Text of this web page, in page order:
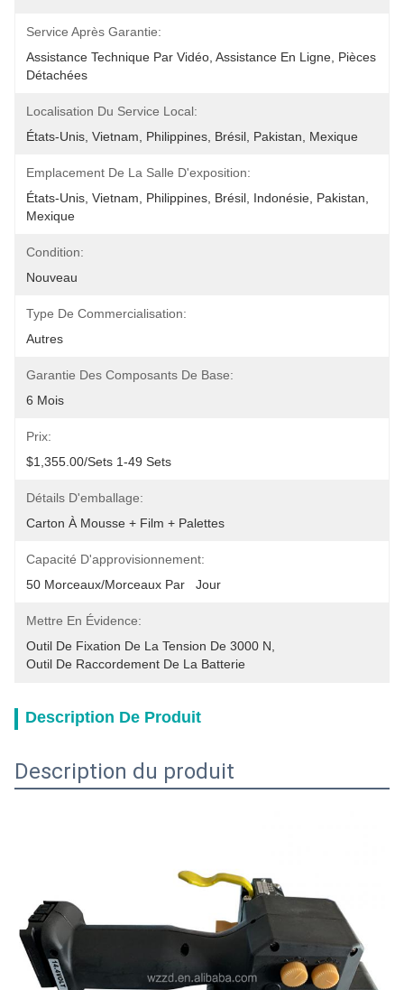
Service Après Garantie:
Assistance Technique Par Vidéo, Assistance En Ligne, Pièces
Détachées
Localisation Du Service Local:
États-Unis, Vietnam, Philippines, Brésil, Pakistan, Mexique
Emplacement De La Salle D'exposition:
États-Unis, Vietnam, Philippines, Brésil, Indonésie, Pakistan,
Mexique
Condition:
Nouveau
Type De Commercialisation:
Autres
Garantie Des Composants De Base:
6 Mois
Prix:
$1,355.00/sets 1-49 Sets
Détails D'emballage:
Carton À Mousse + Film + Palettes
Capacité D'approvisionnement:
50 Morceaux/morceaux Par   Jour
Mettre En Évidence:
Outil De Fixation De La Tension De 3000 N
Outil De Raccordement De La Batterie
Description De Produit
Description du produit